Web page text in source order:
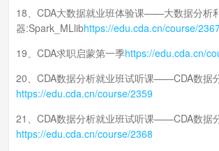
18、CDA大数据就业班体验课——大数据分析
器:Spark_MLlibhttps://edu.cda.cn/course/
19、CDA求职启蒙第一季https://edu.cda.cn/
20、CDA数据分析就业班试听课——CDA数据
https://edu.cda.cn/course/2359
21、CDA数据分析就业班试听课——CDA数据
https://edu.cda.cn/course/2368